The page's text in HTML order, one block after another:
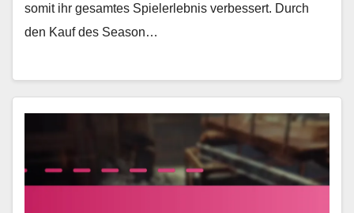
somit ihr gesamtes Spielerlebnis verbessert. Durch
den Kauf des Season…